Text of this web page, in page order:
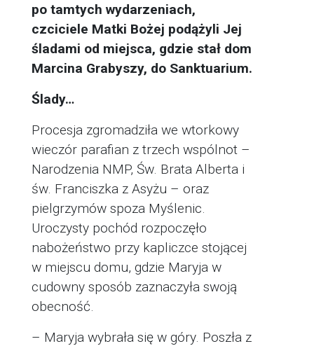
po tamtych wydarzeniach,
czciciele Matki Bożej podążyli Jej
śladami od miejsca, gdzie stał dom
Marcina Grabyszy, do Sanktuarium.
Ślady…
Procesja zgromadziła we wtorkowy
wieczór parafian z trzech wspólnot –
Narodzenia NMP, Św. Brata Alberta i
św. Franciszka z Asyżu – oraz
pielgrzymów spoza Myślenic.
Uroczysty pochód rozpoczęło
nabożeństwo przy kapliczce stojącej
w miejscu domu, gdzie Maryja w
cudowny sposób zaznaczyła swoją
obecność.
– Maryja wybrała się w góry. Poszła z